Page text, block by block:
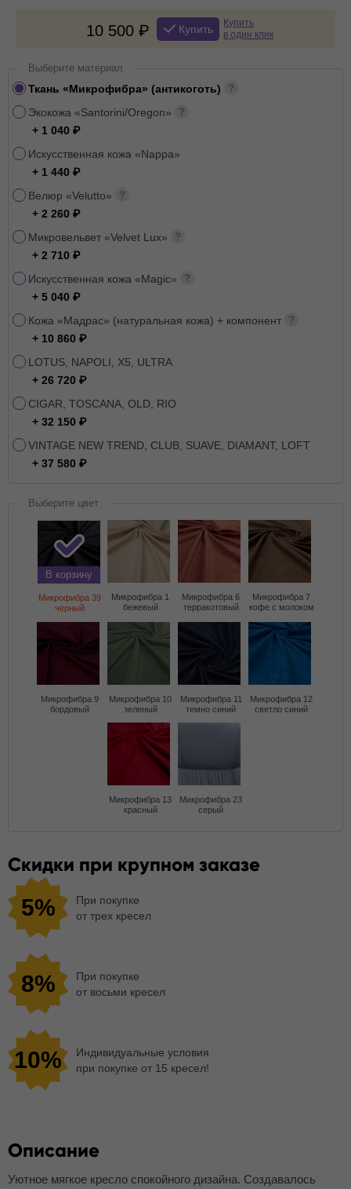
10 500 Купить
Купить
в один клик
Выберите материал
Ткань «Микрофибра» (антикоготь)
Экокожа «Santorini/Oregon»
+ 1 040
Искусственная кожа «Nappa»
+ 1 440
Велюр «Velutto»
+ 2 260
Микровельвет «Velvet Lux»
+ 2 710
Искусственная кожа «Magic»
+ 5 040
Кожа «Мадрас» (натуральная кожа) + компонент
+ 10 860
LOTUS, NAPOLI, X5, ULTRA
+ 26 720
CIGAR, TOSCANA, OLD, RIO
+ 32 150
VINTAGE NEW TREND, CLUB, SUAVE, DIAMANT, LOFT
+ 37 580
Выберите цвет
В корзину
Микрофибра 39
черный
Микрофибра 1
бежевый
Микрофибра 6
терракотовый
Микрофибра 7
кофе с молоком
Микрофибра 9
бордовый
Микрофибра 10
зеленый
Микрофибра 11
темно синий
Микрофибра 12
светло синий
Микрофибра 13
красный
Микрофибра 23
серый
Скидки при крупном заказе
5%
При покупке
от трех кресел
8%
При покупке
от восьми кресел
10%
Индивидуальные условия
при покупке от 15 кресел!
Описание
Уютное мягкое кресло спокойного дизайна. Создавалось